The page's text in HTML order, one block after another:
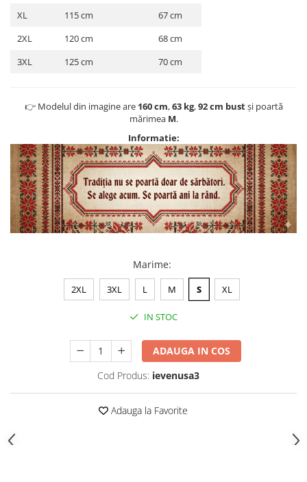
XL
115 cm
67 cm
2XL
120 cm
68 cm
3XL
125 cm 70 cm
👉 Modelul din imagine are 160 cm,63 kg,92 cm bustși poartă
mărimea M.
Informatie:
Marime:
2XL 3XL L M S XL
IN STOC
ADAUGA IN COS
Cod Produs: ievenusa3
Adauga la Favorite